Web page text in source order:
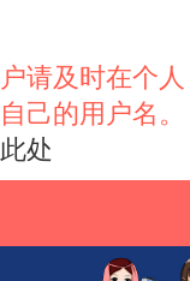
请及时在个人
己的用户名。
处